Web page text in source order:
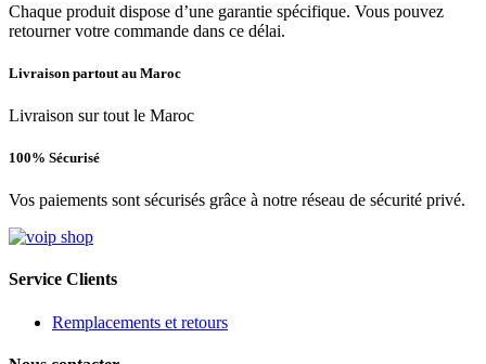
Chaque produit dispose d’une garantie spécifique. Vous pouvez
retourner votre commande dans ce délai.
Livraison partout au Maroc
Livraison sur tout le Maroc
100% Sécurisé
Vos paiements sont sécurisés grâce à notre réseau de sécurité privé.
Service Clients
Remplacements et retours